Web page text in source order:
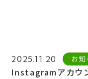
2025.11.20 お知
Instagramアカウ